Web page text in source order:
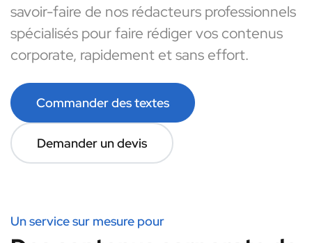
savoir-faire de nos rédacteurs professionnels
spécialisés pour faire rédiger vos contenus
corporate, rapidement et sans effort.
Commander des textes
Demander un devis
Un service sur mesure pour